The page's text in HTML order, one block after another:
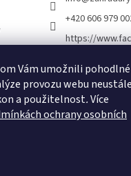
Vám umožnili pohodlné
provozu webu neustále
a použitelnost.Více
ochrany osobních
+420 606 979
https://
zahradaryhos.cz